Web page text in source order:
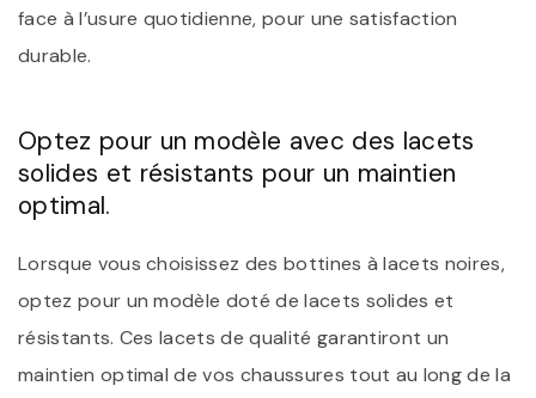
face à l’usure quotidienne, pour une satisfaction
durable.
Optez pour un modèle avec des lacets
solides et résistants pour un maintien
optimal.
Lorsque vous choisissez des bottines à lacets noires,
optez pour un modèle doté de lacets solides et
résistants. Ces lacets de qualité garantiront un
maintien optimal de vos chaussures tout au long de la